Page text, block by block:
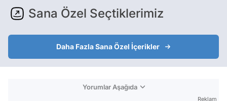
Sana Özel Seçtiklerimiz
Daha Fazla Sana Özel İçerikler
Yorumlar Aşağıda
Reklam